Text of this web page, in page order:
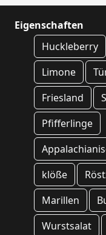
Eigenschaften
Huckleberry
Limone
Friesland
Pfifferlinge
klöße
Marillen
Wurstsalat